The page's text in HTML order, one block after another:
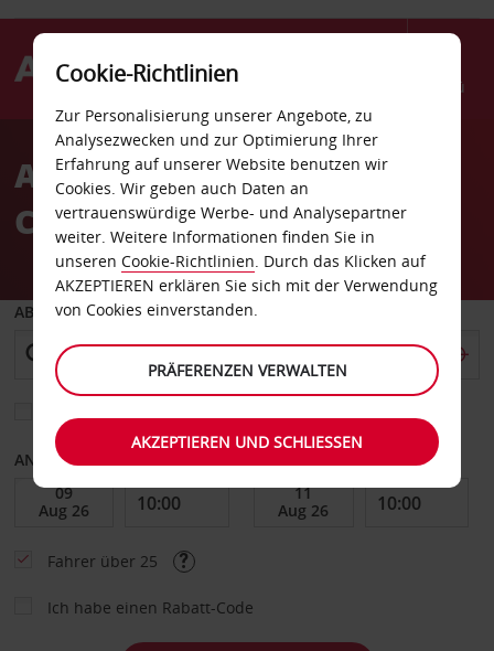
Menü
AvisAutovermietung
Cambridge
ABHOLEN VON
ANFANGSDATUM
Fahrer über 25
Ich habe einen Rabatt-Code
Cookie-Richtlinien
Zur Personalisierung unserer Angebote, zu
Analysezwecken und zur Optimierung Ihrer
Erfahrung auf unserer Website benutzen wir
Cookies. Wir geben auch Daten an
vertrauenswürdige Werbe- und Analysepartner
weiter. Weitere Informationen finden Sie in
unseren Cookie-Richtlinien. Durch das Klicken auf
AKZEPTIEREN erklären Sie sich mit der Verwendung
von Cookies einverstanden.
PRÄFERENZEN VERWALTEN
AKZEPTIEREN UND SCHLIESSEN